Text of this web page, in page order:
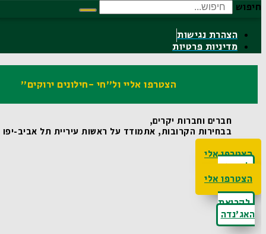
חיפוש
הצהרת נגישות
מדיניות פרטיות
הצטרפו אליי ול"חי -חילונים ירוקים"
חברים וחברות יקרים,
בבחירות הקרובות, אתמודד על ראשות עיריית תל אביב-יפו
הצטרפו אלי
לקריאת
האג'נדה
הצטרפו אלי
לקריאת
האג'נדה